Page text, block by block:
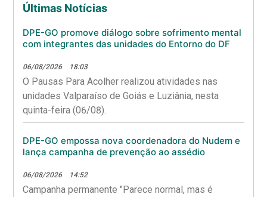
Últimas Notícias
DPE-GO promove diálogo sobre sofrimento mental
com integrantes das unidades do Entorno do DF
06/08/2026 18:03
O Pausas Para Acolher realizou atividades nas
unidades Valparaíso de Goiás e Luziânia, nesta
quinta-feira (06/08).
DPE-GO empossa nova coordenadora do Nudem e
lança campanha de prevenção ao assédio
06/08/2026 14:52
Campanha permanente "Parece normal, mas é